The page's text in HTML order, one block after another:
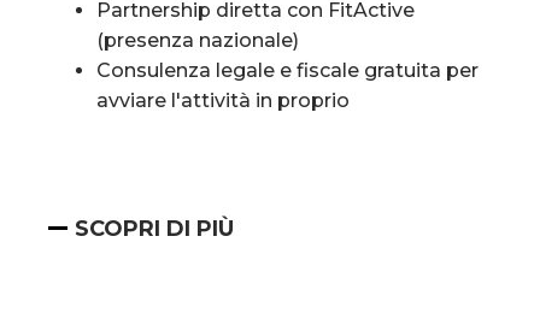
Partnership diretta con FitActive
(presenza nazionale)
Consulenza legale e fiscale gratuita per
avviare l'attività in proprio
SCOPRI DI PIÙ